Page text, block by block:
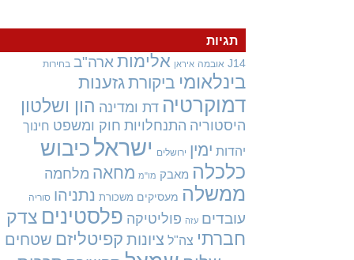
תגיות
J14 אובמה איראן אלימות ארה"ב בחירות
בינלאומיביקורתגזענות
דמוקרטיה דת ומדינההון ושלטון
היסטוריה התנחלויות חוק ומשפט חינוך
יהדות ימין ירושלים ישראלכיבוש
כלכלה מאבק מו"מ מחאהמלחמה
ממשלה מעסיקים משכורת נתניהו סוריה
עובדים עזה פוליטיקה פלסטיניםצדק
חברתי צה"ל ציונותקפיטליזםשטחים